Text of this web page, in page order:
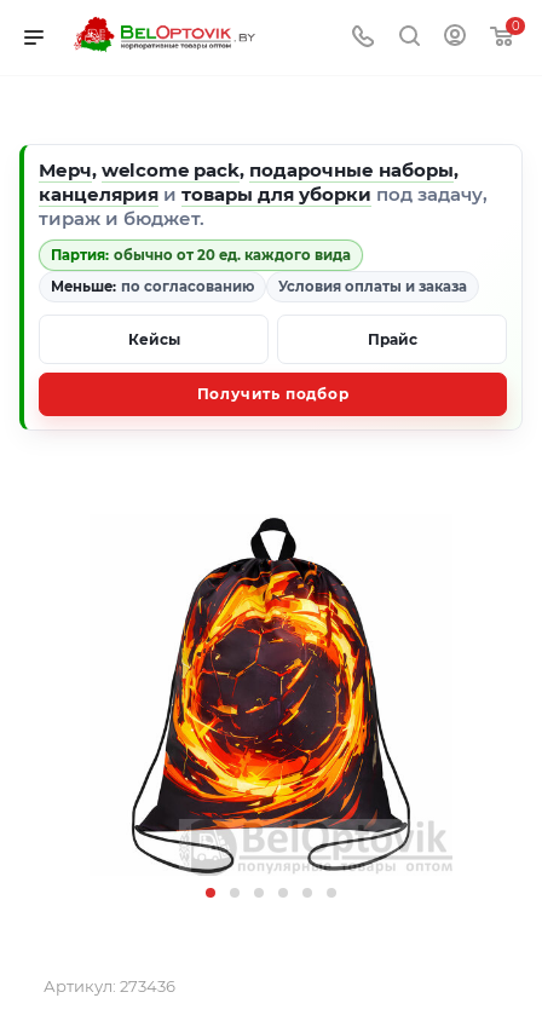
0
Мерч, welcome pack, подарочные наборы,
канцелярия и товары для уборки под задачу,
тираж и бюджет.
Партия: обычно от 20 ед. каждого вида
Меньше: по согласованию Условия оплаты и заказа
Кейсы Прайс
Получить подбор
Артикул: 273436